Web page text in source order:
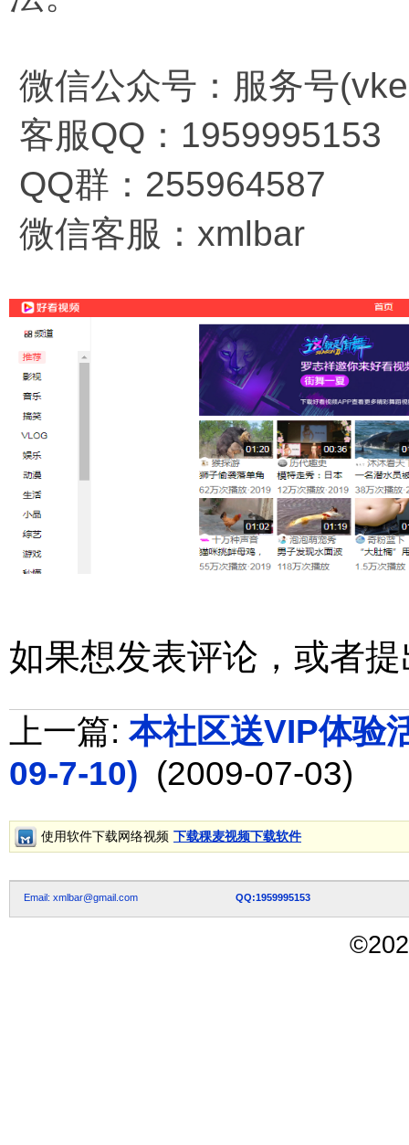
微信公众号：服务号
客服QQ：1959995153
QQ群：255964587
微信客服：xmlbar
如果想发表评论，或者
上一篇: 本社区送VIP体验
09-7-10) (2009-07-03)
使用软件下载网络视频 下载稞麦视频下载软件
Email: xmlbar@gmail.com QQ:1959995153
©